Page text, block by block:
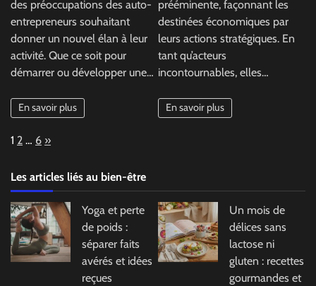
des préoccupations des auto-
entrepreneurs souhaitant
donner un nouvel élan à leur
activité. Que ce soit pour
démarrer ou développer une…
En savoir plus
prééminente, façonnant les
destinées économiques par
leurs actions stratégiques. En
tant qu’acteurs
incontournables, elles…
En savoir plus
Page:
1 2 … 6 Next
»
Les articles liés au bien-être
Yoga et perte
de poids :
séparer faits
avérés et idées
reçues
Un mois de
délices sans
lactose ni
gluten : recettes
gourmandes et